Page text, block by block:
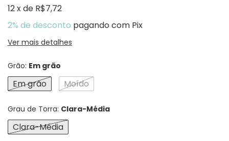
12xde R$7,72
2% de desconto pagando com Pix
Ver mais detalhes
Grão: Em grão
Em grão Moído
Grau de Torra: Clara-Média
Clara-Média